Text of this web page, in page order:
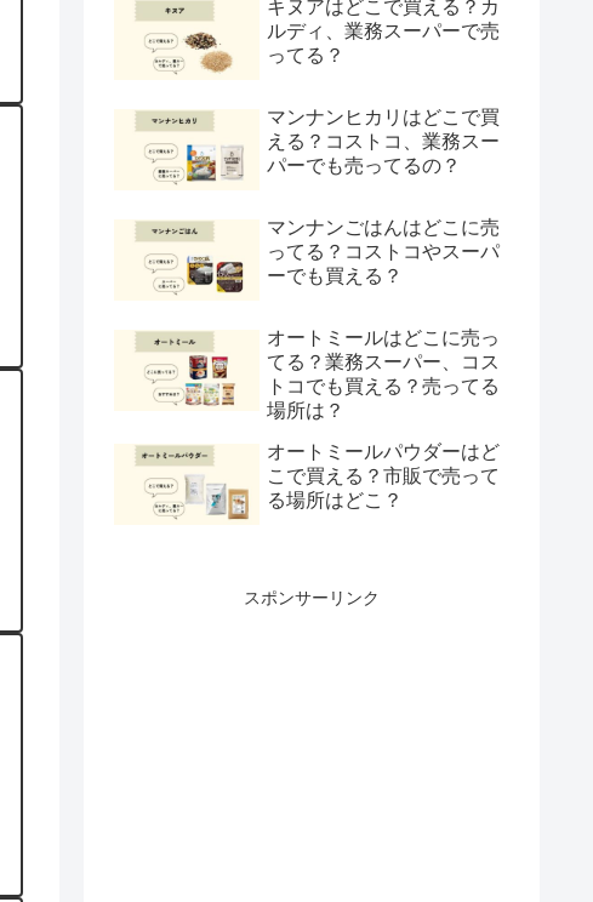
キヌアはどこで買える？カ
ルディ、業務スーパーで売
ってる？
マンナンヒカリはどこで買
える？コストコ、業務スー
パーでも売ってるの？
マンナンごはんはどこに売
ってる？コストコやスーパ
ーでも買える？
オートミールはどこに売っ
てる？業務スーパー、コス
トコでも買える？売ってる
場所は？
オートミールパウダーはど
こで買える？市販で売って
る場所はどこ？
スポンサーリンク